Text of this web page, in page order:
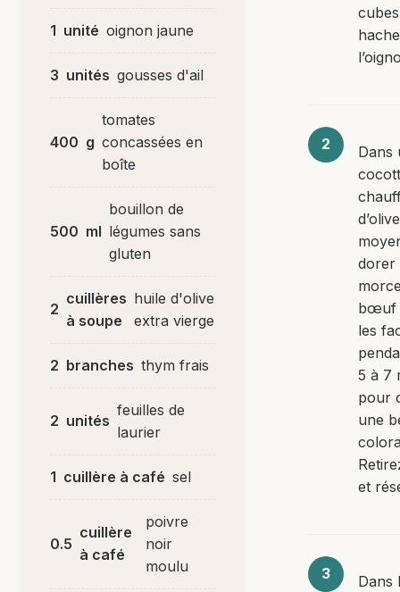
1 unité oignon jaune
3 unités gousses d'ail
400 g
tomates
concassées en
boîte
500 ml
bouillon de
légumes sans
gluten
2
cuillères
à soupe
huile d'olive
extra vierge
2 branches thym frais
2 unités
feuilles de
laurier
1 cuillère à café sel
0.5
cuillère
à café
poivre
noir
moulu
Dans
dorer
bœuf
les
5 à 7
pour
une
et
Dans